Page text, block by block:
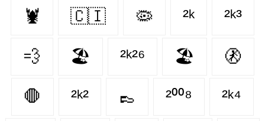
🦞 🇨🇮 🦠 ²ᵏ ²ᵏ³
💨 🏖 ²ᵏ²⁶ 🏖️ 🚷
🛑 ²ᵏ² 👞 ²⁰⁰⁸ ²ᵏ⁴